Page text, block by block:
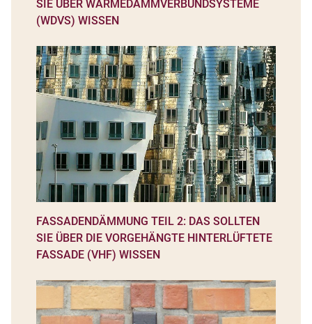
SIE ÜBER WÄRMEDÄMMVERBUNDSYSTEME
(WDVS) WISSEN
FASSADENDÄMMUNG TEIL 2: DAS SOLLTEN
SIE ÜBER DIE VORGEHÄNGTE HINTERLÜFTETE
FASSADE (VHF) WISSEN